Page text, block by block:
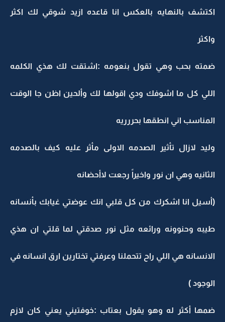
اكتشف بالنهايه بالعكس انا قاعده ازيد شوقي لك اكثر
واكثر
ضمته بحب وهي تقول بنعومه :اشتقت لك هذي الكلمه
اللي كل ما اشوفك ودي اقولها لك وألحين اظن جا الوقت
المناسب اني انطقها بحررريه
وليد لازال تأثير الصدمه الاولى مأثر عليه كيف بالصدمه
الثانيه وهي ان نور واخيراً رجعت لاأحضانه
(أسيل انا اشكرك من كل قلبي انك عوضتي غيابك بأنسانه
طيبه وحنوونه ورائعه مثل نور صدقتي لما قلتي ان هذي
الانسانه هي اللي راح تتحملنا وعرفتي تختارين ارق انسانه في
الوجود )
ضمها أكثر له وهو يقول بعتاب :خوفتيني يعني كان لازم